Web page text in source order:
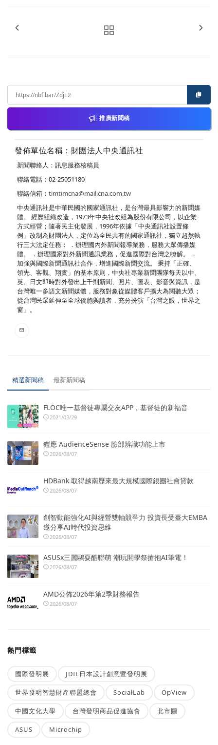
推廣新聞稿
發佈單位名稱：財團法人中央通訊社
新聞聯絡人：訊息服務核稿員
聯絡電話：02-25051180
聯絡信箱： timtimcna@mail.cna.com.tw
中央通訊社是中華民國的國家通訊社，是台灣最具影響力的新聞媒
體。 經歷組織改造，1973年中央社改組為股份有限公司，以企業
方式經營；隨著民主化發展，1996年依據「中央通訊社設置條
例」改制為財團法人，定位為全民共有的國家通訊社，獨立超然執
行三大法定任務： ．辦理國內外新聞報導業務，服務大眾傳播媒
體。 ．辦理國家對外新聞通訊業務，促進國際對台灣之瞭解。 ．
加強與國際新聞通訊社合作，增進國際新聞交流。 秉持「正確、
領先、客觀、翔實」的基本原則，中央社專業新聞團隊每天以中、
英、日文即時對外發出上千則新聞、照片、圖表、影音與資訊，是
台灣唯一多語文新聞媒體，服務對象從媒體客戶擴大為閱聽大眾；
從台灣民眾延伸至全球僑胞與讀者，充分扮演「台灣之眼，世界之
窗」。
精選新聞稿 最新新聞稿
FLOC唯一基督徒專屬交友APP，基督徒的新福音
2021/03/29
鎧應 AudienceSense 臉部辨識功能上市
2026/08/07
HDBank 取得越南歷來最大規模國際銀團社會貸款
2026/08/07
創智動能強化AI與經營雙軸競爭力 投資長受臺大EMBA
邀分享AI時代投資思維
2026/08/07
ASUSx三麗鷗耍酷聯萌 潮玩開學祭搶抱AI筆電！
2026/08/07
AMD公佈2026年第2季財務報告
2026/08/07
熱門標籤
國際發明展 JDIE日本設計創意暨發明展
世界發明智慧財產聯盟總會 SocialLab OpView
中國文化大學 台灣發明商品促進協會 北市圖
ASUS Microchip